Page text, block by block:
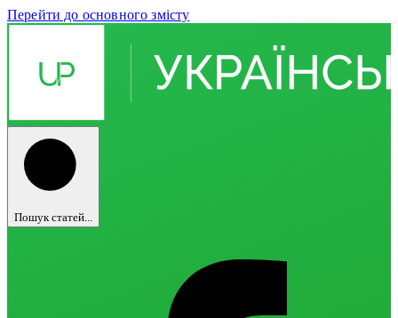
Перейти до основного змісту
Пошук статей...